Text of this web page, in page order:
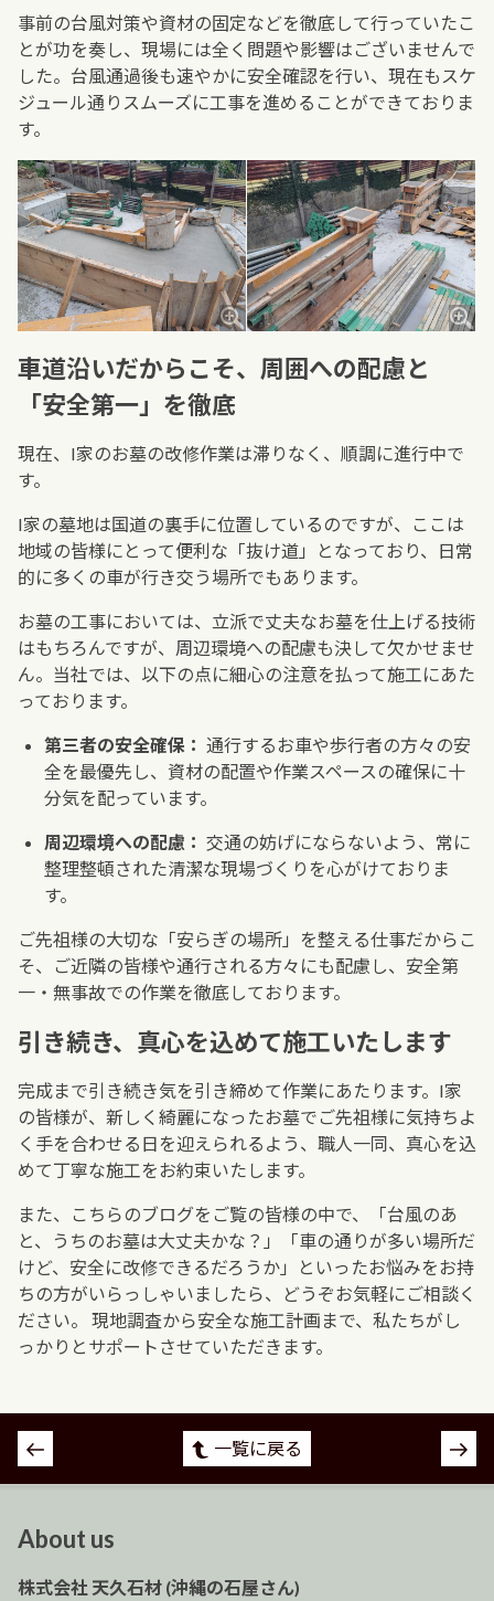
事前の台風対策や資材の固定などを徹底して行っていたこ
とが功を奏し、現場には全く問題や影響はございませんで
した。台風通過後も速やかに安全確認を行い、現在もスケ
ジュール通りスムーズに工事を進めることができておりま
す。
車道沿いだからこそ、周囲への配慮と
「安全第一」を徹底
現在、I家のお墓の改修作業は滞りなく、順調に進行中で
す。
I家の墓地は国道の裏手に位置しているのですが、ここは
地域の皆様にとって便利な「抜け道」となっており、日常
的に多くの車が行き交う場所でもあります。
お墓の工事においては、立派で丈夫なお墓を仕上げる技術
はもちろんですが、周辺環境への配慮も決して欠かせませ
ん。当社では、以下の点に細心の注意を払って施工にあた
っております。
第三者の安全確保： 通行するお車や歩行者の方々の安
全を最優先し、資材の配置や作業スペースの確保に十
分気を配っています。
周辺環境への配慮： 交通の妨げにならないよう、常に
整理整頓された清潔な現場づくりを心がけておりま
す。
ご先祖様の大切な「安らぎの場所」を整える仕事だからこ
そ、ご近隣の皆様や通行される方々にも配慮し、安全第
一・無事故での作業を徹底しております。
引き続き、真心を込めて施工いたします
完成まで引き続き気を引き締めて作業にあたります。I家
の皆様が、新しく綺麗になったお墓でご先祖様に気持ちよ
く手を合わせる日を迎えられるよう、職人一同、真心を込
めて丁寧な施工をお約束いたします。
また、こちらのブログをご覧の皆様の中で、「台風のあ
と、うちのお墓は大丈夫かな？」「車の通りが多い場所だ
けど、安全に改修できるだろうか」といったお悩みをお持
ちの方がいらっしゃいましたら、どうぞお気軽にご相談く
ださい。 現地調査から安全な施工計画まで、私たちがし
っかりとサポートさせていただきます。
投
稿
ゲ
ー
一覧に戻る
About us
株式会社 天久石材 (沖縄の石屋さん)